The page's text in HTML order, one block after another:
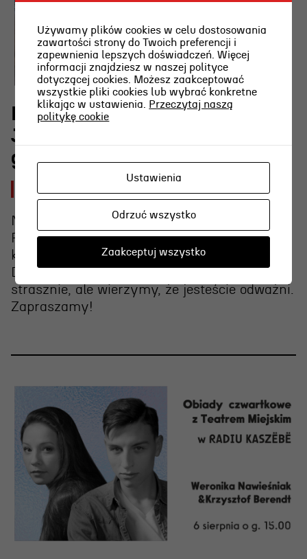
Rodzinne Czytanki nad morzem z
Joanną Pinkwart 8 sierpnia
g.12.00
2026-08-06 [czw]
Na zakończenie specjalna gościni – Joanna
Pinkwart! Wspólnie przeczytamy jej ulubioną
książkę z dzieciństwa, czyli „Nawiedzony
Dom” Joanny Chmielewskiej. Będzie trochę
strasznie, ale wierzymy, że jesteście odważni.
Zapraszamy!
Używamy plików cookies w celu dostosowania
zawartości strony do Twoich preferencji i
zapewnienia lepszych doświadczeń. Więcej
informacji znajdziesz w naszej polityce
dotyczącej cookies. Możesz zaakceptować
wszystkie pliki cookies lub wybrać konkretne
klikając w ustawienia. Przeczytaj naszą
politykę cookie
Ustawienia
Odrzuć wszystko
Zaakceptuj wszystko